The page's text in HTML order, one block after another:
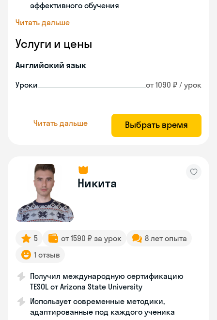
эффективного обучения
Читать дальше
Услуги и цены
Английский язык
Уроки от 1090 ₽ / урок
Читать дальше Выбрать время
Никита
5 от 1590 ₽ за урок
8 лет опыта
1 отзыв
Получил международную сертификацию
TESOL от Arizona State University
Использует современные методики,
адаптированные под каждого ученика